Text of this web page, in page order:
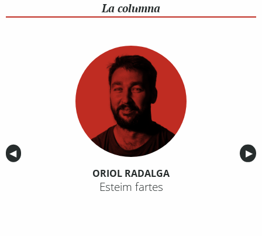
La columna
Anterior
◀︎ ▶︎
ORIOL RADALGA
Esteim fartes